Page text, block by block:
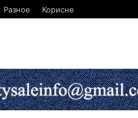
Разное Корисне